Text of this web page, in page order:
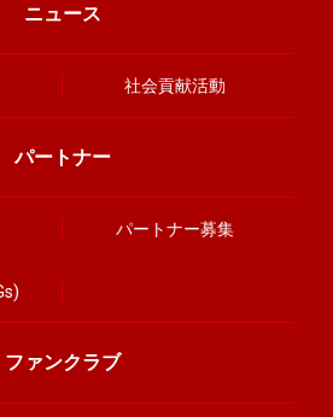
ニュース
社会貢献活動
パートナー
パートナー募集
ファンクラブ